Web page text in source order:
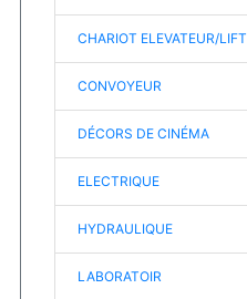
CHARIOT ELEVATEUR/LIFT
CONVOYEUR
DÉCORS DE CINÉMA
ELECTRIQUE
HYDRAULIQUE
LABORATOIR